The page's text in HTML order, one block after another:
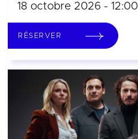
18 octobre 2026 - 12:00
RÉSERVER